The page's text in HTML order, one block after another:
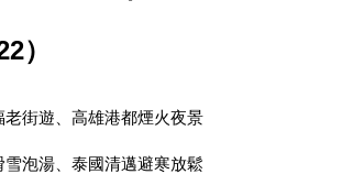
）
老街遊、高雄港都煙火夜景
泡湯、泰國清邁避寒放鬆